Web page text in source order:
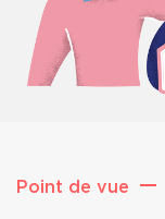
Point de vue